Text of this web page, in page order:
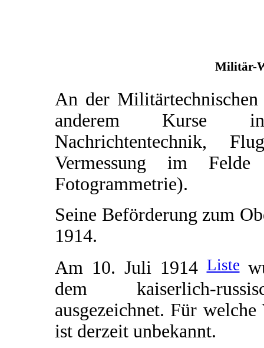
Militär-
An der
anderem Kurse in
Nachrichtentechnik,
Vermessung im
Fotogrammetrie).
Seine Beförderung zum
1914.
Am 10. Juli 1914Liste
dem kaiserlich-
ausgezeichnet. Für
ist derzeit unbekannt.